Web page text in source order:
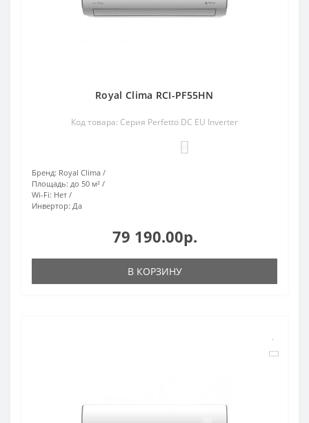
Royal Clima RCI-PF55HN
Код товара: Серия Perfetto DC EU Inverter
Бренд: Royal Clima
Площадь: до 50 м²
Wi-Fi: Нет
Инвертор: Да
79 190.00р.
В КОРЗИНУ